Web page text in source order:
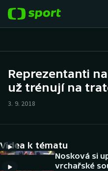
Hokej
Cyklistika
Reprezentanti
už trénují na
3. 9. 2018
Videa k tématu
Nosková si
vrchařské